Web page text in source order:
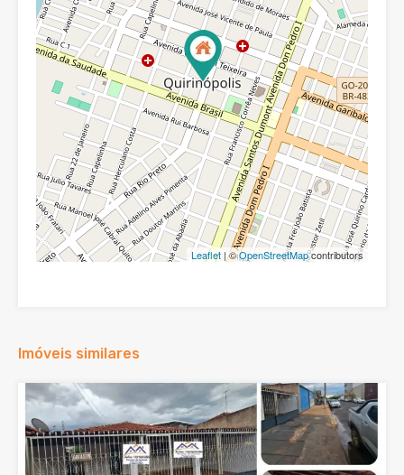
Leaflet | ©OpenStreetMapcontributors
Imóveis similares